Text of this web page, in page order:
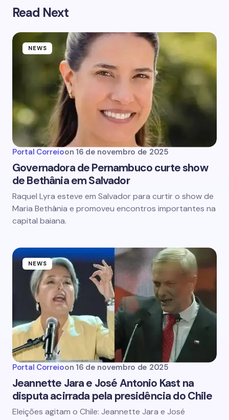
Read Next
NEWS
Portal Correioon 16 de novembro de 2025
Governadora de Pernambuco curte show
de Bethânia em Salvador
Raquel Lyra esteve em Salvador para curtir o show de
Maria Bethânia e promoveu encontros importantes na
capital baiana.
NEWS
Portal Correioon 16 de novembro de 2025
Jeannette Jara e José Antonio Kast na
disputa acirrada pela presidência do Chile
Eleições agitam o Chile: Jeannette Jara e José